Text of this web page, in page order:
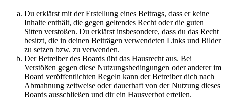
Du erklärst mit der Erstellung eines Beitrags, dass er keine
Inhalte enthält, die gegen geltendes Recht oder die guten
Sitten verstoßen. Du erklärst insbesondere, dass du das Recht
besitzt, die in deinen Beiträgen verwendeten Links und Bilder
zu setzen bzw. zu verwenden.
Der Betreiber des Boards übt das Hausrecht aus. Bei
Verstößen gegen diese Nutzungsbedingungen oder anderer im
Board veröffentlichten Regeln kann der Betreiber dich nach
Abmahnung zeitweise oder dauerhaft von der Nutzung dieses
Boards ausschließen und dir ein Hausverbot erteilen.